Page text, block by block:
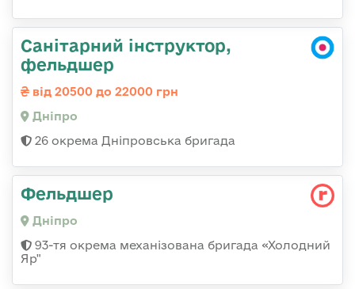
Санітарний інструктор,
фельдшер
від 20500 до 22000 грн
Дніпро
26 окрема Дніпровська бригада
Фельдшер
Дніпро
93-тя окрема механізована бригада «Холодний
Яр"